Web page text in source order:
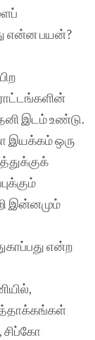
என்ன பயன்?
இடம் உண்டு.
இயக்கம் ஒரு
இன்னமும்
என்ற
சிப்கோ